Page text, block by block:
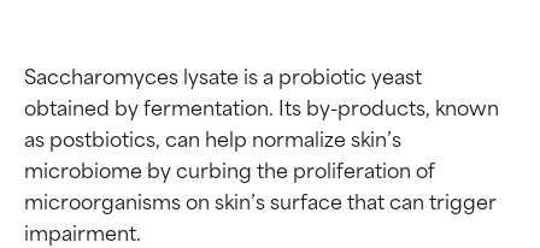
Saccharomyces lysate is a probiotic yeast
obtained by fermentation. Its by-products, known
as postbiotics, can help normalize skin’s
microbiome by curbing the proliferation of
microorganisms on skin’s surface that can trigger
impairment.